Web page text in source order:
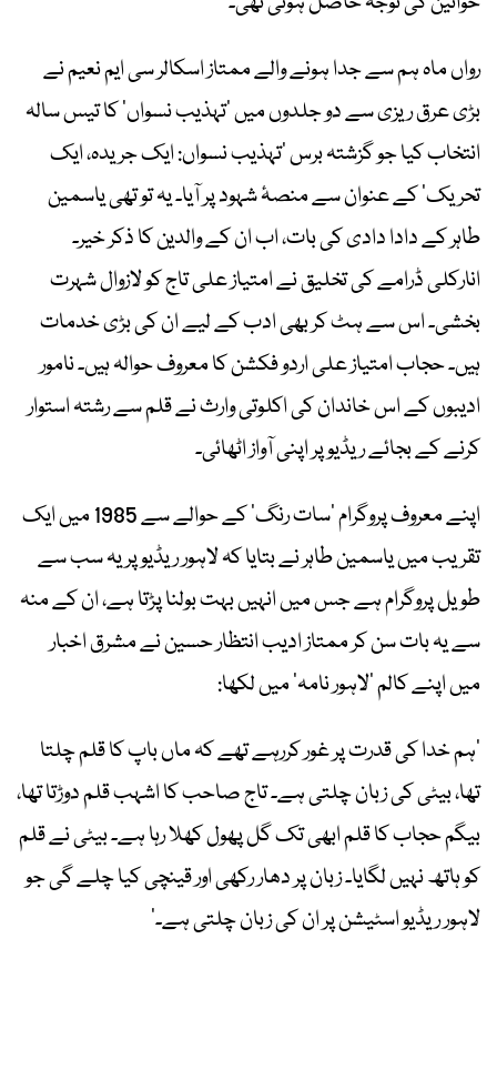
‎رواں ماہ ہم سے جدا ہونے والے ممتاز اسکالر سی ایم نعیم ‎نے
بڑی عرق ریزی سے دو جلدوں میں ’تہذیب نسواں‘ کا تیس سالہ
انتخاب کیا جو گزشتہ برس ’تہذیب نسواں: ایک جریدہ، ایک
تحریک‘ کے عنوان سے منصۂ شہود پر آیا۔ یہ تو تھی یاسمین
طاہر کے دادا دادی کی بات، اب ان کے والدین کا ذکر خیر۔
انارکلی ڈرامے کی تخلیق نے امتیاز علی تاج کو لازوال شہرت
بخشی۔ اس سے ہٹ کر بھی ادب کے لیے ان کی بڑی خدمات
ہیں۔ حجاب امتیاز علی اردو فکشن کا معروف حوالہ ہیں۔ نامور
ادیبوں کے اس خاندان کی اکلوتی وارث نے قلم سے رشتہ استوار
کرنے کے بجائے ریڈیو پر اپنی آواز اٹھائی۔
اپنے معروف پروگرام ’سات رنگ‘ کے حوالے سے 1985 میں ایک
تقریب میں یاسمین طاہر نے بتایا کہ لاہور ریڈیو پر یہ سب سے
طویل پروگرام ہے جس میں انہیں بہت بولنا پڑتا ہے، ان کے منہ
سے یہ بات سن کر ممتاز ادیب انتظار حسین نے مشرق اخبار
میں اپنے کالم ’لاہور نامہ‘ میں لکھا:
‎’ہم خدا کی قدرت پر غور کررہے تھے کہ ماں باپ کا قلم چلتا
تھا، بیٹی کی زبان چلتی ہے۔ تاج صاحب کا اشہب قلم دوڑتا تھا،
بیگم حجاب کا قلم ابھی تک گل پھول کھلا رہا ہے۔ بیٹی نے قلم
کو ہاتھ نہیں لگایا۔ زبان پر دھار رکھی اور قینچی کیا چلے گی جو
لاہور ریڈیو اسٹیشن پر ان کی زبان چلتی ہے۔’